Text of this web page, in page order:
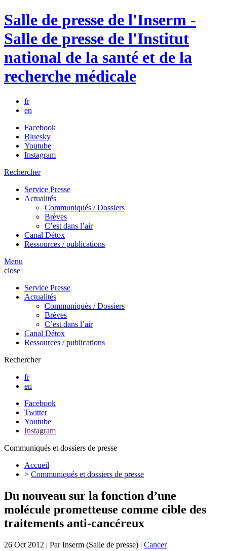
Salle de presse de l'Inserm -
Salle de presse de l'Institut
national de la santé et de la
recherche médicale
fr
en
Facebook
Bluesky
Youtube
Instagram
Rechercher
Service Presse
Actualités
Communiqués / Dossiers
Brèves
C’est dans l’air
Canal Détox
Ressources / publications
Menu
close
Service Presse
Actualités
Communiqués / Dossiers
Brèves
C’est dans l’air
Canal Détox
Ressources / publications
Rechercher
fr
en
Facebook
Twitter
Youtube
Instagram
Communiqués et dossiers de presse
Accueil
> Communiqués et dossiers de presse
Du nouveau sur la fonction d’une
molécule prometteuse comme cible des
traitements anti-cancéreux
26 Oct 2012 | ParInserm (Salle de presse) | Cancer